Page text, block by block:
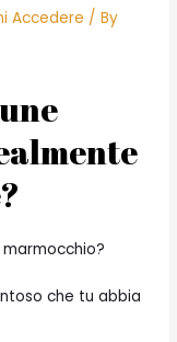
Accedere / By
che tu abbia